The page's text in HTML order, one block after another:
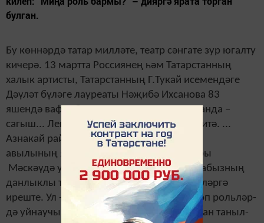
булган.
Бу көннәрдә татар милләте, театр сәнгате зур югалту
кичерә. 13 мартта Россиянең һәм Татарстанның
халык артисты, Татарстанның Г.Тукай исемендәге
Дәүләт бүләге лауреаты Нәҗибә Ихсанова 83
яшендә вафат булды. Күзләрдә – яшь, җанда –
сагыш... Легендалар белән бергә дәвер китә. ...
Азнакай районының 20 йортлык Буралы
авылының яланаяк Казанга барып, аннары
Мәскәүдә укыган татар кызы, республикабызның
данлыклы театрында уйнап, зур дәрәҗәләргә
иреште. Ул - төр­ле пландагы күпкырлы төп роль­ләр­
дә уй­нау­чы көч­ле тем­пе­ра­мент­ка ия бул­ган та­ныл­